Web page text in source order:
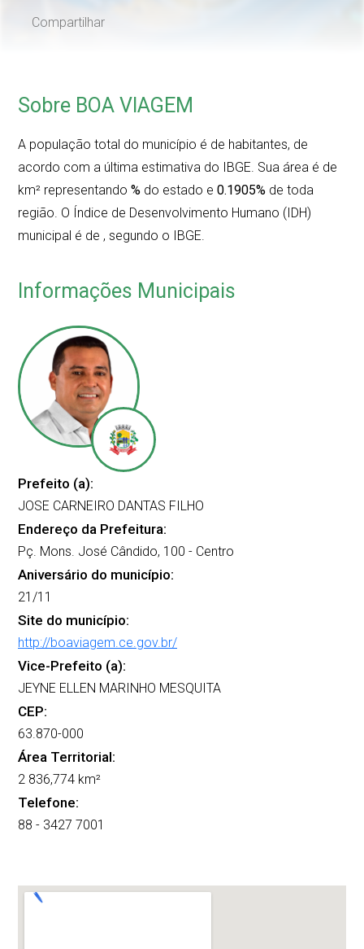
Compartilhar
Sobre BOA VIAGEM
A população total do município é de habitantes, de
acordo com a última estimativa do IBGE. Sua área é de
km² representando % do estado e 0.1905% de toda
região. O Índice de Desenvolvimento Humano (IDH)
municipal é de , segundo o IBGE.
Informações Municipais
Prefeito (a):
JOSE CARNEIRO DANTAS FILHO
Endereço da Prefeitura:
Pç. Mons. José Cândido, 100 - Centro
Aniversário do município:
21/11
Site do município:
http://boaviagem.ce.gov.br/
Vice-Prefeito (a):
JEYNE ELLEN MARINHO MESQUITA
CEP:
63.870-000
Área Territorial:
2 836,774 km²
Telefone:
88 - 3427 7001